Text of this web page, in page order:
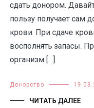
сдать донором.
пользу получает сам
крови. При сдаче
восполнять запасы.
организм […]
Донорство
ЧИТАТЬ ДАЛЕЕ